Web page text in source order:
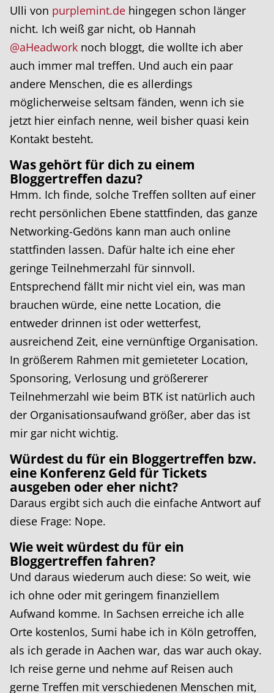
Ulli von purplemint.de hingegen schon länger
nicht. Ich weiß gar nicht, ob Hannah
@aHeadwork noch bloggt, die wollte ich aber
auch immer mal treffen. Und auch ein paar
andere Menschen, die es allerdings
möglicherweise seltsam fänden, wenn ich sie
jetzt hier einfach nenne, weil bisher quasi kein
Kontakt besteht.
Was gehört für dich zu einem
Bloggertreffen dazu?
Hmm. Ich finde, solche Treffen sollten auf einer
recht persönlichen Ebene stattfinden, das ganze
Networking-Gedöns kann man auch online
stattfinden lassen. Dafür halte ich eine eher
geringe Teilnehmerzahl für sinnvoll.
Entsprechend fällt mir nicht viel ein, was man
brauchen würde, eine nette Location, die
entweder drinnen ist oder wetterfest,
ausreichend Zeit, eine vernünftige Organisation.
In größerem Rahmen mit gemieteter Location,
Sponsoring, Verlosung und größererer
Teilnehmerzahl wie beim BTK ist natürlich auch
der Organisationsaufwand größer, aber das ist
mir gar nicht wichtig.
Würdest du für ein Bloggertreffen bzw.
eine Konferenz Geld für Tickets
ausgeben oder eher nicht?
Daraus ergibt sich auch die einfache Antwort auf
diese Frage: Nope.
Wie weit würdest du für ein
Bloggertreffen fahren?
Und daraus wiederum auch diese: So weit, wie
ich ohne oder mit geringem finanziellem
Aufwand komme. In Sachsen erreiche ich alle
Orte kostenlos, Sumi habe ich in Köln getroffen,
als ich gerade in Aachen war, das war auch okay.
Ich reise gerne und nehme auf Reisen auch
gerne Treffen mit verschiedenen Menschen mit,